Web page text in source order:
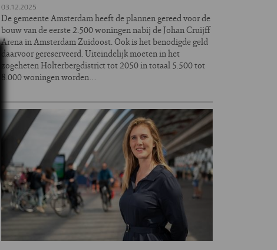
03.12.2025
De gemeente Amsterdam heeft de plannen gereed voor de
bouw van de eerste 2.500 woningen nabij de Johan Cruijff
Arena in Amsterdam Zuidoost. Ook is het benodigde geld
daarvoor gereserveerd. Uiteindelijk moeten in het
zogeheten Holterbergdistrict tot 2050 in totaal 5.500 tot
8.000 woningen worden…